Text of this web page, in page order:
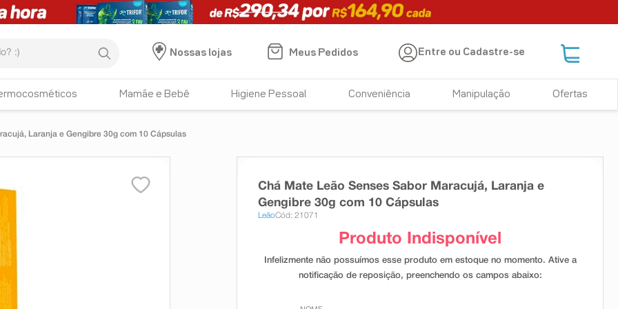
Nossas lojas
Meus Pedidos Entre ou Cadastre-se
Mamãe e Bebê Higiene Pessoal Conveniência Manipulação Ofertas
Laranja e Gengibre 30g com 10 Cápsulas
Chá Mate Leão Senses Sabor Maracujá, Laranja e
Gengibre 30g com 10 Cápsulas
LeãoCód: 21071